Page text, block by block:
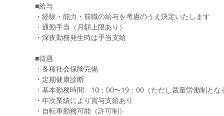
■給与
・経験・能力・前職の給与を考慮のうえ決定いたします
・通勤手当（月額上限あり）
・深夜勤務発生時は手当支給
■待遇
・各種社会保険完備
・定期健康診断
・基本勤務時間 10：00〜19：00（ただし裁量労働制とな
・年次業績により賞与支給あり
・自転車勤務可能（許可制）